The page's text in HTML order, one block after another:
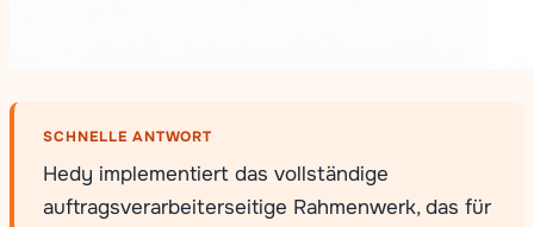
SCHNELLE ANTWORT
Hedy implementiert das vollständige
auftragsverarbeiterseitige Rahmenwerk, das für